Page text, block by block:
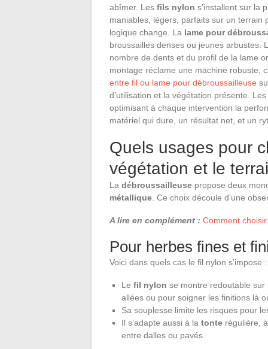
abîmer. Les fils nylon s’installent sur la
maniables, légers, parfaits sur un terrain
logique change. La lame pour
broussailles denses ou jeunes arbustes.
nombre de dents et du profil de la lame
montage réclame une machine robuste,
entre fil ou lame pour débroussailleuse
d’utilisation et la végétation présente.
optimisant à chaque intervention la
matériel qui dure, un résultat net, et un
Quels usages pour
végétation et le
La débroussailleuse propose deux
métallique . Ce choix découle d’une
A lire en complément : Comment
Pour herbes fines et
Voici dans quels cas le fil nylon s’impose :
Le fil nylon se montre redoutable sur
allées ou pour soigner les finitions là
Sa souplesse limite les risques pour
Il s’adapte aussi à la tonte régulière,
entre dalles ou pavés.